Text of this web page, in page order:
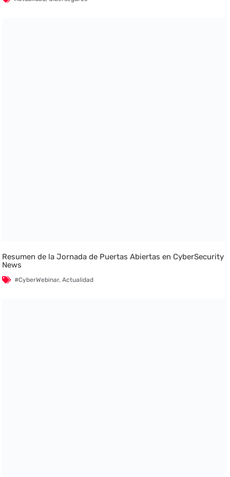
Resumen de la Jornada de Puertas Abiertas en CyberSecurity
News
#CyberWebinar,Actualidad